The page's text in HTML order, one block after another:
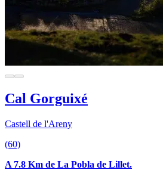
Cal Gorguixé
Castell de l'Areny
(60)
A 7.8 Km de La Pobla de Lillet.